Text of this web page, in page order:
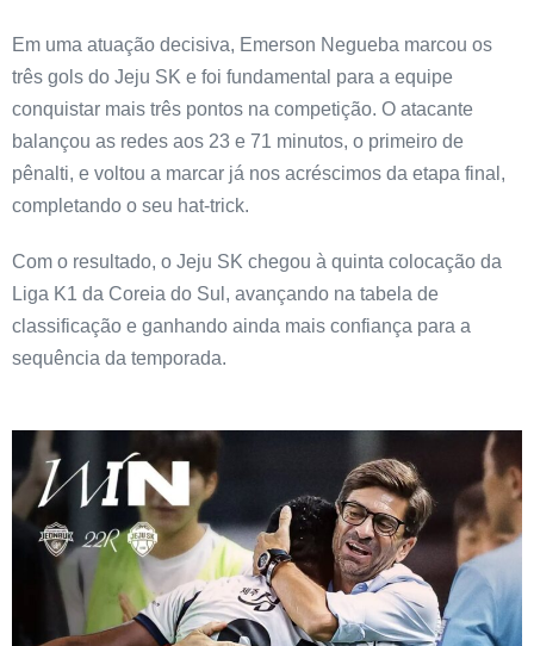
Em uma atuação decisiva, Emerson Negueba marcou os
três gols do Jeju SK e foi fundamental para a equipe
conquistar mais três pontos na competição. O atacante
balançou as redes aos 23 e 71 minutos, o primeiro de
pênalti, e voltou a marcar já nos acréscimos da etapa final,
completando o seu hat-trick.
Com o resultado, o Jeju SK chegou à quinta colocação da
Liga K1 da Coreia do Sul, avançando na tabela de
classificação e ganhando ainda mais confiança para a
sequência da temporada.